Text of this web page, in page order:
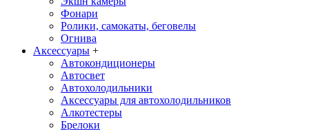
Фонари
Ролики, самокаты, беговелы
Огнива
Аксессуары +
Автокондиционеры
Aвтосвет
Автохолодильники
Аксессуары для автохолодильников
Алкотестеры
Брелоки